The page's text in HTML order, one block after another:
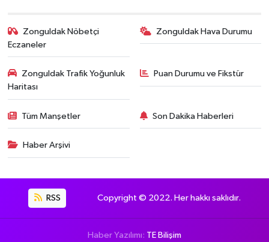
Zonguldak Nöbetçi
Eczaneler
Zonguldak Hava Durumu
Zonguldak Trafik Yoğunluk
Haritası
Puan Durumu ve Fikstür
Tüm Manşetler Son Dakika Haberleri
Haber Arşivi
RSS Copyright © 2022. Her hakkı saklıdır.
Haber Yazılımı: TE Bilişim